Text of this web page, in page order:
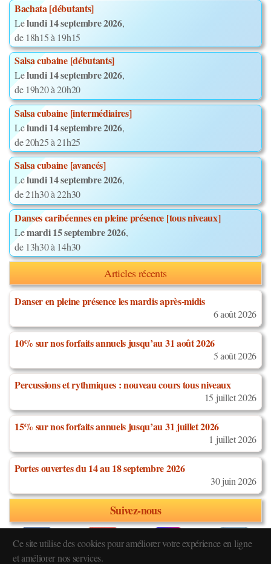
Bachata [débutants]
Lelundi 14 septembre 2026,
de 18h15 à 19h15
Salsa cubaine [débutants]
Lelundi 14 septembre 2026,
de 19h20 à 20h20
Salsa cubaine [intermédiaires]
Lelundi 14 septembre 2026,
de 20h25 à 21h25
Salsa cubaine [avancés]
Lelundi 14 septembre 2026,
de 21h30 à 22h30
Danses caribéennes en pleine présence [tous niveaux]
Lemardi 15 septembre 2026,
de 13h30 à 14h30
Articles récents
Danser en pleine présence les mardis après-midis
6 août 2026
10% sur nos forfaits annuels jusqu’au 31 août 2026
5 août 2026
Percussions et rythmiques : nouveau cours tous niveaux
15 juillet 2026
15% sur nos forfaits annuels jusqu’au 31 juillet 2026
1 juillet 2026
Portes ouvertes du 14 au 18 septembre 2026
30 juin 2026
Suivez-nous
Ce site utilise des cookies pour améliorer votre expérience en ligne
et améliorer nos services.